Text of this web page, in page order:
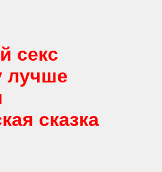
секс
лучше
сказка